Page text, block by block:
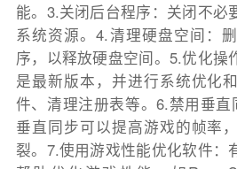
能。3.关闭后台程序：关闭不必
系统资源。4.清理硬盘空间：
序，以释放硬盘空间。5.优化操
是最新版本，并进行系统优化
件、清理注册表等。6.禁用垂直
垂直同步可以提高游戏的帧率
裂。7.使用游戏性能优化软件：